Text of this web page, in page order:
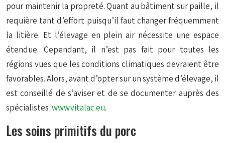
pour maintenir la propreté. Quant au bâtiment sur paille, il
requière tant d’effort puisqu’il faut changer fréquemment
la litière. Et l’élevage en plein air nécessite une espace
étendue. Cependant, il n’est pas fait pour toutes les
régions vues que les conditions climatiques devraient être
favorables. Alors, avant d’opter sur un système d’élevage, il
est conseillé de s’aviser et de se documenter auprès des
spécialistes :www.vitalac.eu.
Les soins primitifs du porc